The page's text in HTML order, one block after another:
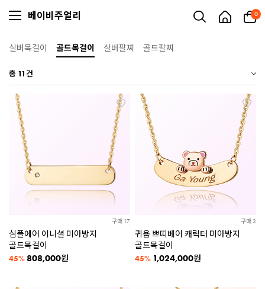
베이비주얼리 0
실버목걸이 골드목걸이 실버팔찌 골드팔찌
총 11 건
구매 17
심플에어 이니셜 미아방지
골드목걸이
45% 808,000원
구매 3
귀욤 쁘띠베어 캐릭터 미아방지
골드목걸이
45% 1,024,000원